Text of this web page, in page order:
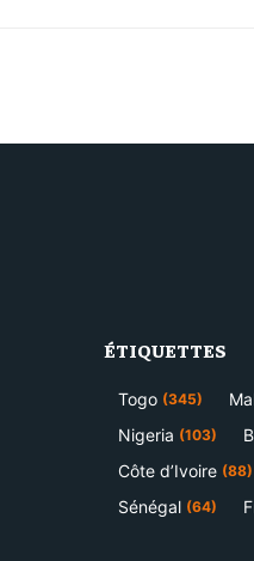
ÉTIQUETTES
Togo (345)
Nigeria (103)
Côte d’Ivoire (88)
Sénégal (64)